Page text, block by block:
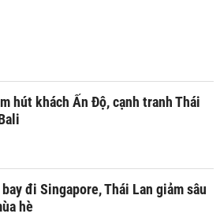
hút khách Ấn Độ, cạnh tranh Thái
bay đi Singapore, Thái Lan giảm sâu
hè